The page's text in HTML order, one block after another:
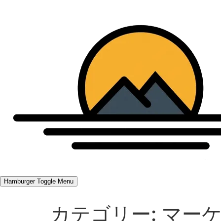
Hamburger Toggle Menu
カテゴリー: マー